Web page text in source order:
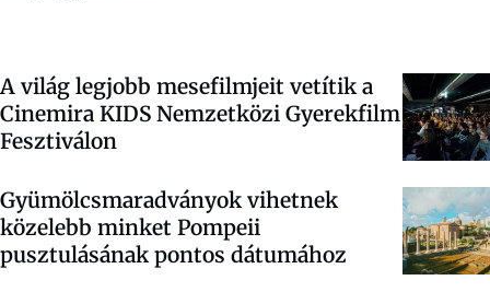
A világ legjobb mesefilmjeit vetítik a
Cinemira KIDS Nemzetközi Gyerekfilm
Fesztiválon
Gyümölcsmaradványok vihetnek
közelebb minket Pompeii
pusztulásának pontos dátumához